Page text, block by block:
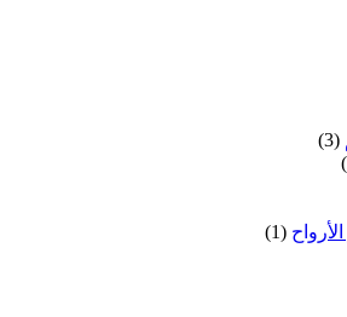
(3)
(1)